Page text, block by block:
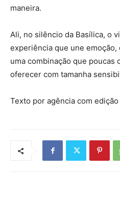
maneira.
Ali, no silêncio da Basílica, o
experiência que une
uma combinação que poucas
oferecer com tamanha
Texto por agência com